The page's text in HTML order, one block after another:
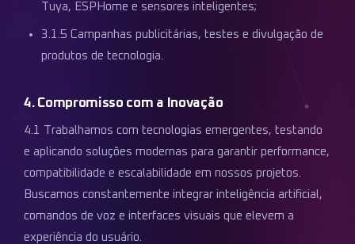
Tuya, ESPHome e sensores inteligentes;
3.1.5 Campanhas publicitárias, testes e divulgação de
produtos de tecnologia.
4. Compromisso com a Inovação
4.1 Trabalhamos com tecnologias emergentes, testando
e aplicando soluções modernas para garantir performance,
compatibilidade e escalabilidade em nossos projetos.
Buscamos constantemente integrar inteligência artificial,
comandos de voz e interfaces visuais que elevem a
experiência do usuário.